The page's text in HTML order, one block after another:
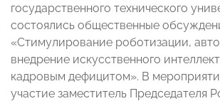
государственного технического
состоялись общественные
«Стимулирование роботизации,
внедрение искусственного
кадровым дефицитом». В
участие заместитель Председателя